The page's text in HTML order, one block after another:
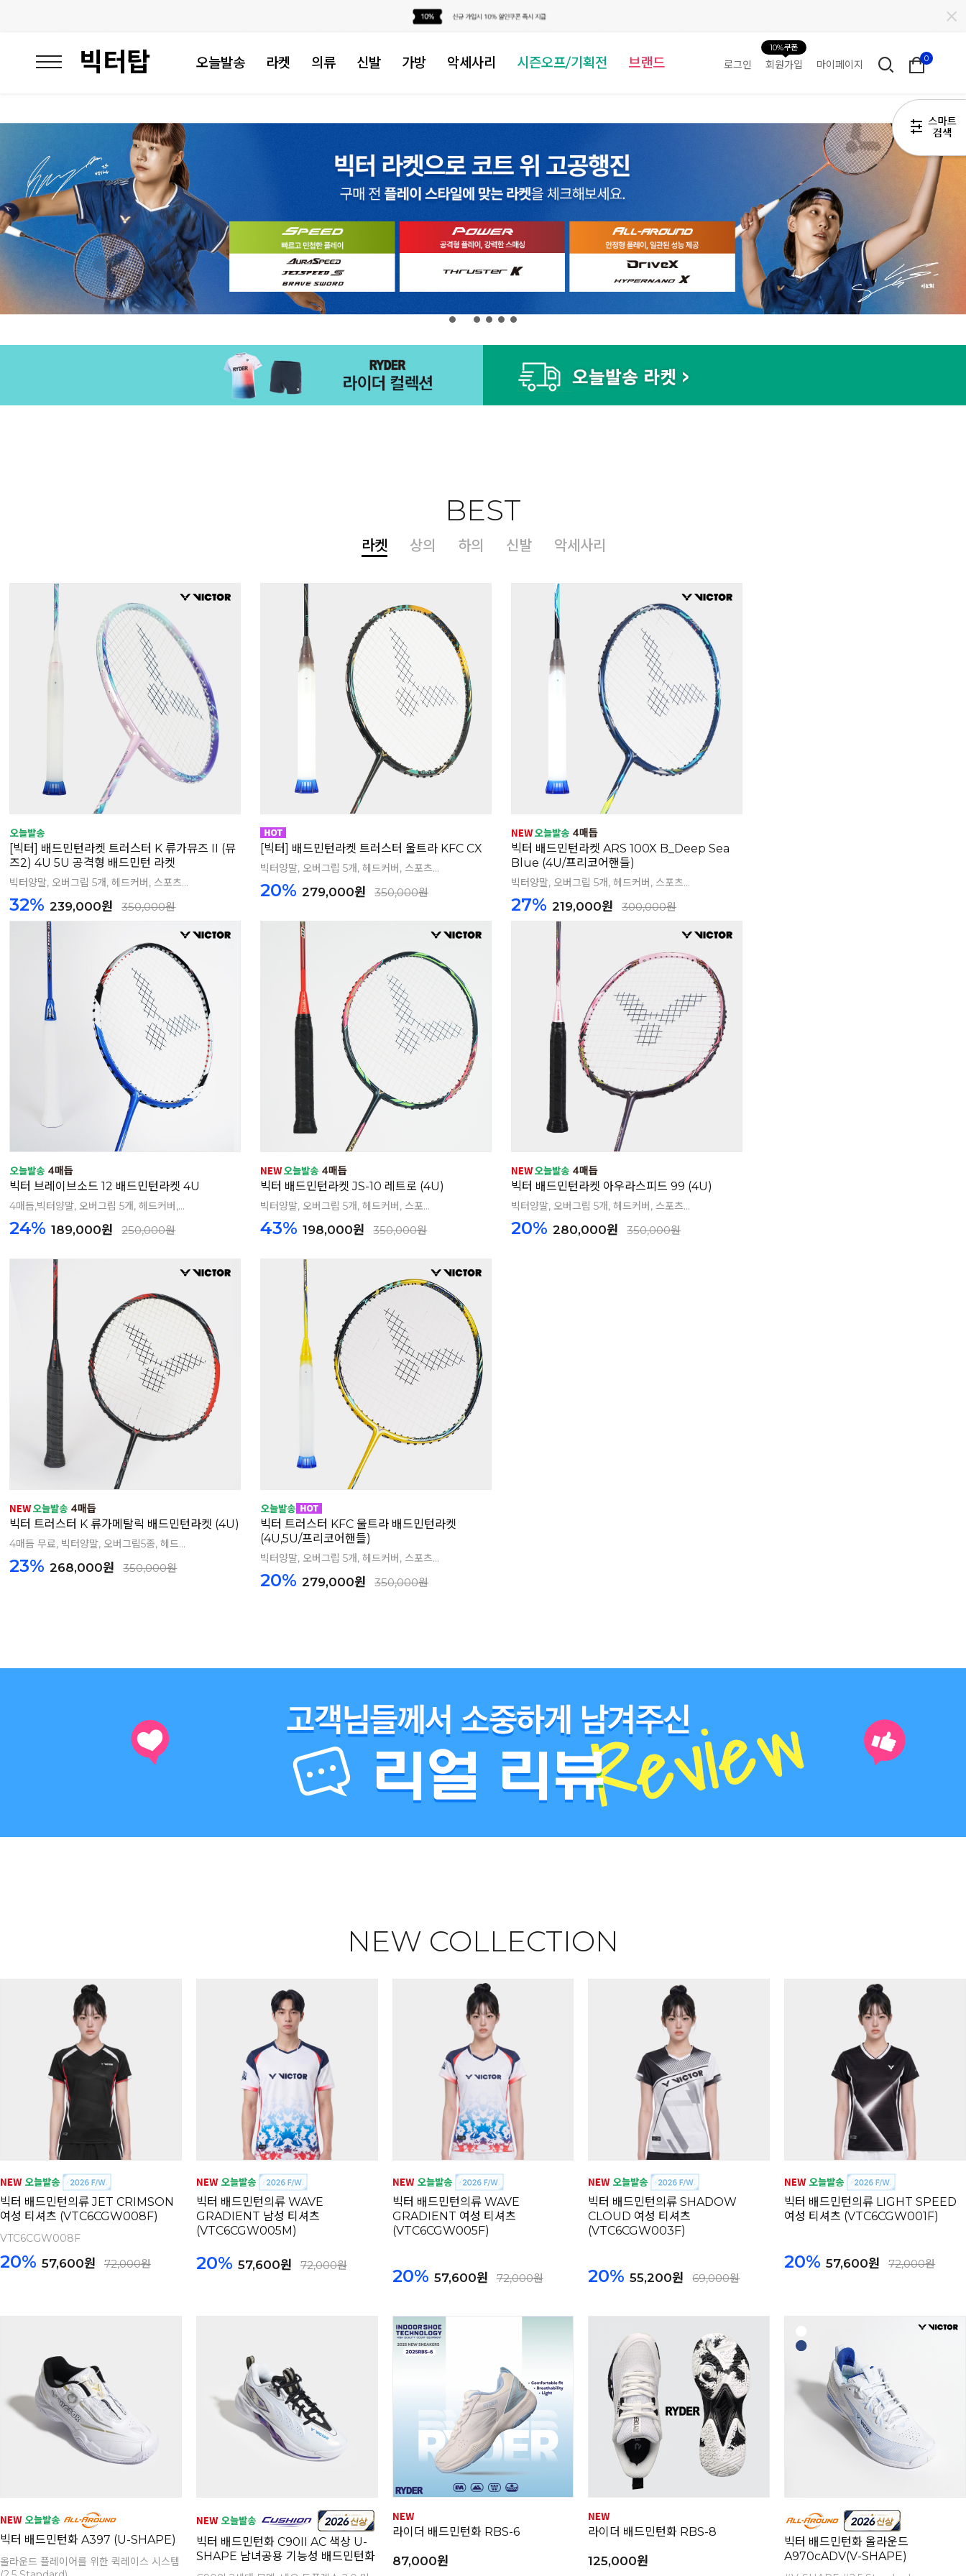
빅터탑 오늘발송 라켓 의류 신발 가방 악세사리 시즌오프/기획전 브랜드 로그인 회원가입
10%쿠폰
마이페이지 0
BEST
라켓 상의 하의 신발 악세사리
[빅터] 배드민턴라켓 트러스터 K 류가뮤즈 II (뮤
즈2) 4U 5U 공격형 배드민턴 라켓
빅터양말, 오버그립 5개, 헤드커버, 스포츠...
32% 239,000원 350,000원
[빅터] 배드민턴라켓 트러스터 울트라 KFC CX
빅터양말, 오버그립 5개, 헤드커버, 스포츠...
20% 279,000원 350,000원
빅터 배드민턴라켓 ARS 100X B_Deep Sea
Blue (4U/프리코어핸들)
빅터양말, 오버그립 5개, 헤드커버, 스포츠...
27% 219,000원 300,000원
빅터 브레이브소드 12 배드민턴라켓 4U
4매듭,빅터양말, 오버그립 5개, 헤드커버,...
24% 189,000원 250,000원
빅터 배드민턴라켓 JS-10 레트로 (4U)
빅터양말, 오버그립 5개, 헤드커버, 스포...
43% 198,000원 350,000원
빅터 배드민턴라켓 아우라스피드 99 (4U)
빅터양말, 오버그립 5개, 헤드커버, 스포츠...
20% 280,000원 350,000원
빅터 트러스터 K 류가메탈릭 배드민턴라켓 (4U)
4매듭 무료, 빅터양말, 오버그립5종, 헤드...
23% 268,000원 350,000원
빅터 트러스터 KFC 울트라 배드민턴라켓
(4U,5U/프리코어핸들)
빅터양말, 오버그립 5개, 헤드커버, 스포츠...
20% 279,000원 350,000원
NEW COLLECTION
빅터 배드민턴의류 JET CRIMSON
여성 티셔츠 (VTC6CGW008F)
VTC6CGW008F
20% 57,600원 72,000원
빅터 배드민턴의류 WAVE
GRADIENT 남성 티셔츠
(VTC6CGW005M)
20% 57,600원 72,000원
빅터 배드민턴의류 WAVE
GRADIENT 여성 티셔츠
(VTC6CGW005F)
20% 57,600원 72,000원
빅터 배드민턴의류 SHADOW
CLOUD 여성 티셔츠
(VTC6CGW003F)
20% 55,200원 69,000원
빅터 배드민턴의류 LIGHT SPEED
여성 티셔츠 (VTC6CGW001F)
20% 57,600원 72,000원
빅터 배드민턴화 A397 (U-SHAPE)
올라운드 플레이어를 위한 퀵레이스 시스템
빅터 배드민턴화 C90II AC 색상 U-
SHAPE 남녀공용 기능성 배드민턴화
라이더 배드민턴화 RBS-6
87,000원
라이더 배드민턴화 RBS-8
125,000원
빅터 배드민턴화 올라운드
A970cADV(V-SHAPE)